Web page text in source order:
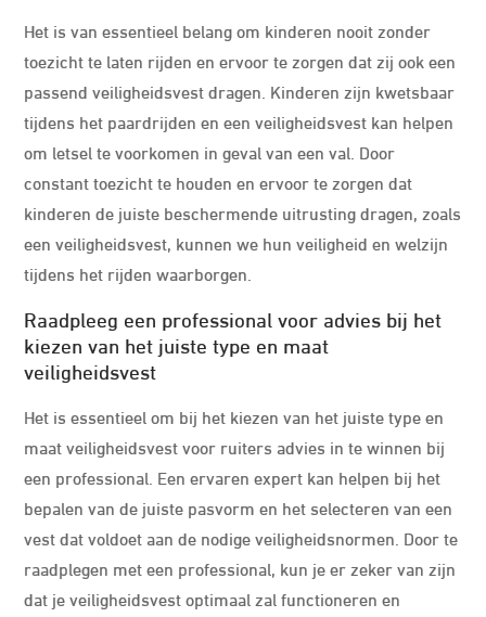
Het is van essentieel belang om kinderen nooit zonder
toezicht te laten rijden en ervoor te zorgen dat zij ook een
passend veiligheidsvest dragen. Kinderen zijn kwetsbaar
tijdens het paardrijden en een veiligheidsvest kan helpen
om letsel te voorkomen in geval van een val. Door
constant toezicht te houden en ervoor te zorgen dat
kinderen de juiste beschermende uitrusting dragen, zoals
een veiligheidsvest, kunnen we hun veiligheid en welzijn
tijdens het rijden waarborgen.
Raadpleeg een professional voor advies bij het
kiezen van het juiste type en maat
veiligheidsvest
Het is essentieel om bij het kiezen van het juiste type en
maat veiligheidsvest voor ruiters advies in te winnen bij
een professional. Een ervaren expert kan helpen bij het
bepalen van de juiste pasvorm en het selecteren van een
vest dat voldoet aan de nodige veiligheidsnormen. Door te
raadplegen met een professional, kun je er zeker van zijn
dat je veiligheidsvest optimaal zal functioneren en